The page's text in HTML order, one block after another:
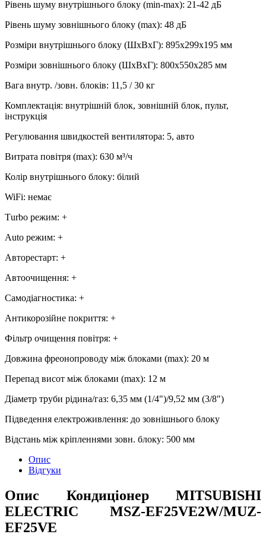
Рівень шуму внутрішнього блоку (min-max): 21-42 дБ
Рівень шуму зовнішнього блоку (max): 48 дБ
Розміри внутрішнього блоку (ШхВхГ): 895х299х195 мм
Розміри зовнішнього блоку (ШхВхГ): 800х550х285 мм
Вага внутр. /зовн. блоків: 11,5 / 30 кг
Комплектація: внутрішній блок, зовнішній блок, пульт,
інструкція
Регулювання швидкостей вентилятора: 5, авто
Витрата повітря (max): 630 м³/ч
Колір внутрішнього блоку: білий
WiFi: немає
Тurbo режим: +
Аuto режим: +
Авторестарт: +
Автоочищення: +
Самодіагностика: +
Антикорозійне покриття: +
Фільтр очищення повітря: +
Довжина фреонопроводу між блоками (max): 20 м
Перепад висот між блоками (max): 12 м
Діаметр труби рідина/газ: 6,35 мм (1/4")/9,52 мм (3/8")
Підведення електроживлення: до зовнішнього блоку
Відстань між кріпленнями зовн. блоку: 500 мм
Опис
Відгуки
Опис Кондиціонер MITSUBISHI
ELECTRIC MSZ-EF25VE2W/MUZ-
EF25VE